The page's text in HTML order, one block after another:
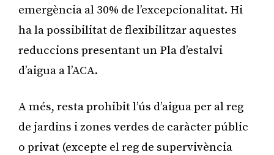
emergència al 30% de l’excepcionalitat. Hi
ha la possibilitat de flexibilitzar aquestes
reduccions presentant un Pla d’estalvi
d’aigua a l’ACA.
A més, resta prohibit l’ús d’aigua per al reg
de jardins i zones verdes de caràcter públic
o privat (excepte el reg de supervivència